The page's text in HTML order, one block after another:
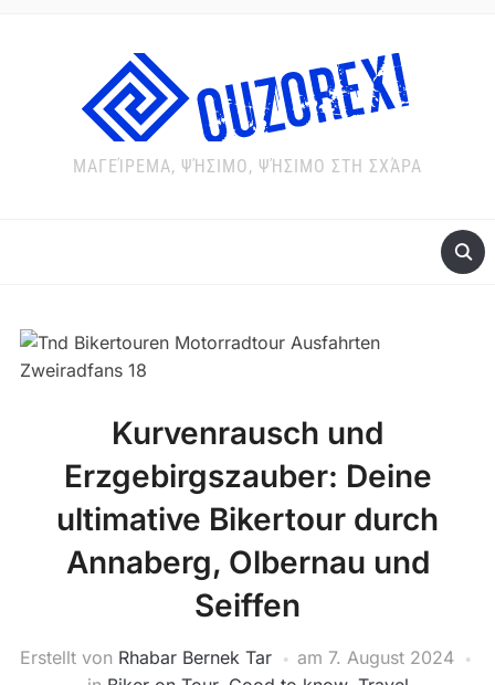
ΜΑΓΕΊΡΕΜΑ, ΨΉΣΙΜΟ, ΨΉΣΙΜΟ ΣΤΗ ΣΧΆΡΑ
Kurvenrausch und
Erzgebirgszauber: Deine
ultimative Bikertour durch
Annaberg, Olbernau und
Seiffen
Erstellt von Rhabar Bernek Tar am 7. August 2024